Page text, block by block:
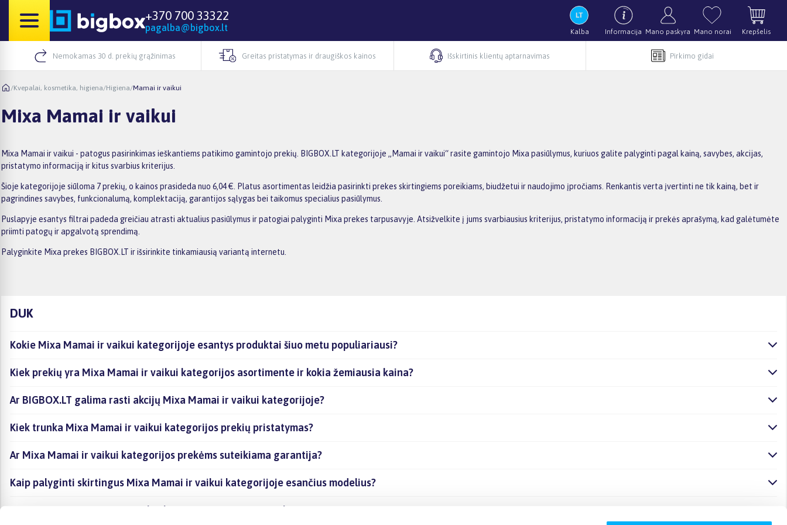
+370 700 33322
pagalba@bigbox.lt Kalba Informacija Mano paskyra Mano norai Krepšelis
Nemokamas 30 d. prekių grąžinimas Greitas pristatymas ir draugiškos kainos Išskirtinis klientų aptarnavimas Pirkimo gidai
/Kvepalai, kosmetika, higiena/Higiena/Mamai ir vaikui
Mixa Mamai ir vaikui
Mixa Mamai ir vaikui - patogus pasirinkimas ieškantiems patikimo gamintojo prekių. BIGBOX.LT kategorijoje „Mamai ir vaikui“ rasite gamintojo Mixa pasiūlymus, kuriuos galite palyginti pagal kainą, savybes, akcijas,
pristatymo informaciją ir kitus svarbius kriterijus.
Šioje kategorijoje siūloma 7 prekių, o kainos prasideda nuo 6,04 €. Platus asortimentas leidžia pasirinkti prekes skirtingiems poreikiams, biudžetui ir naudojimo įpročiams. Renkantis verta įvertinti ne tik kainą, bet ir
pagrindines savybes, funkcionalumą, komplektaciją, garantijos sąlygas bei taikomus specialius pasiūlymus.
Puslapyje esantys filtrai padeda greičiau atrasti aktualius pasiūlymus ir patogiai palyginti Mixa prekes tarpusavyje. Atsižvelkite į jums svarbiausius kriterijus, pristatymo informaciją ir prekės aprašymą, kad galėtumėte
priimti patogų ir apgalvotą sprendimą.
Palyginkite Mixa prekes BIGBOX.LT ir išsirinkite tinkamiausią variantą internetu.
DUK
Kokie Mixa Mamai ir vaikui kategorijoje esantys produktai šiuo metu populiariausi?
Kiek prekių yra Mixa Mamai ir vaikui kategorijos asortimente ir kokia žemiausia kaina?
Ar BIGBOX.LT galima rasti akcijų Mixa Mamai ir vaikui kategorijoje?
Kiek trunka Mixa Mamai ir vaikui kategorijos prekių pristatymas?
Ar Mixa Mamai ir vaikui kategorijos prekėms suteikiama garantija?
Kaip palyginti skirtingus Mixa Mamai ir vaikui kategorijoje esančius modelius?
Kaip įsigyti Mixa Mamai ir vaikui kategorijoje esančias prekes internetu?